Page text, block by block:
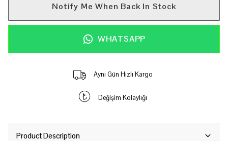
Notify Me When Back In Stock
WHATSAPP
Aynı Gün Hızlı Kargo
Değişim Kolaylığı
Product Description